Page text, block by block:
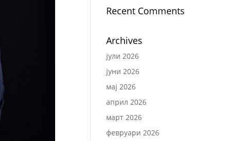
Recent Comments
Archives
јули 2026
јуни 2026
мај 2026
април 2026
март 2026
февруари 2026